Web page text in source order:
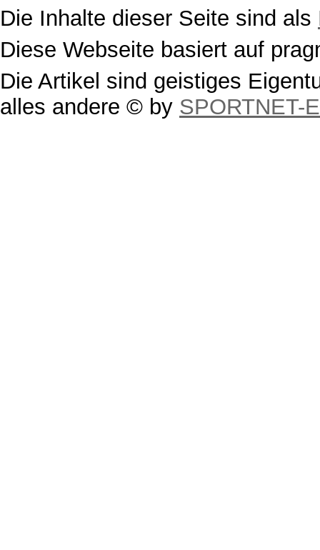
Die Inhalte dieser Seite sind als
Diese Webseite basiert auf
Die Artikel sind geistiges
alles andere © by SPORTNET-